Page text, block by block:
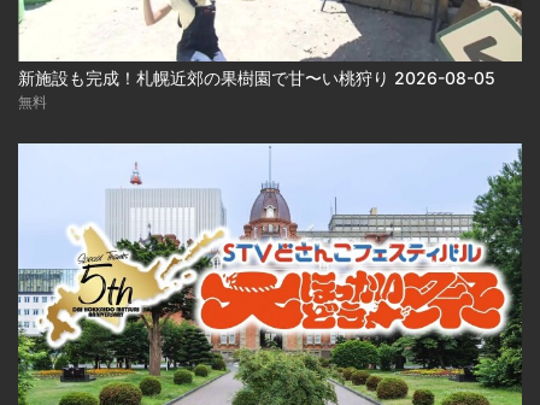
新施設も完成！札幌近郊の果樹園で甘〜い桃狩り 2026-08-05
無料